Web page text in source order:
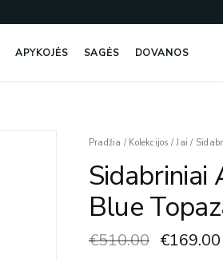
APYKOJĖS SAGĖS DOVANOS
Pradžia / Kolekcijos / Jai /
Sidabriniai
Blue
€510.00
Original
was:
€510.00.
€169.00
produkto
Sidabriniai
Auskarai
Su
London
Blue